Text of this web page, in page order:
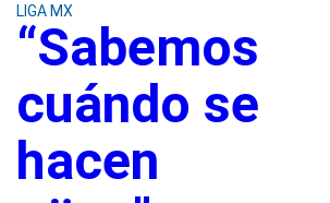
LIGA MX
“Sabemos
cuándo se
hacen